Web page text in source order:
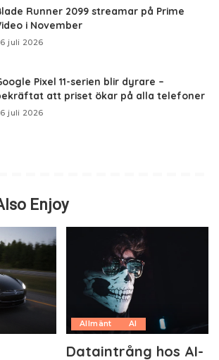
Runner 2099 streamar på Prime
i November
juli 2026
Pixel 11-serien blir dyrare –
att priset ökar på alla telefoner
juli 2026
Enjoy
Allmänt AI
Dataintrång hos AI-